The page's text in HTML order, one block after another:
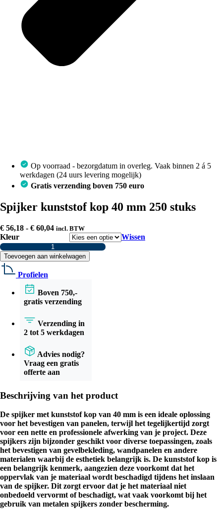
Op voorraad - bezorgdatum in overleg. Vaak binnen 2 á 5
werkdagen (24 uurs levering mogelijk)
Gratis verzending boven 750 euro
Spijker kunststof kop 40 mm 250 stuks
€ 56,18 - € 60,04Prijsklasse:
€ 56,18
tot
€ 60,04
incl. BTW
Kleur
Wissen
Spijker
kunststof
kop
40
Toevoegen aan winkelwagen
Profielen
Boven 750,-
gratis verzending
Verzending in
2 tot 5 werkdagen
Advies nodig?
Vraag een gratis
offerte aan
Beschrijving van het product
De spijker met kunststof kop van 40 mm is een ideale oplossing
voor het bevestigen van panelen, terwijl het tegelijkertijd zorgt
voor een nette en professionele afwerking van je project. Deze
spijkers zijn bijzonder geschikt voor diverse toepassingen, zoals
het bevestigen van gevelbekleding, wandpanelen en andere
materialen waarbij de esthetiek belangrijk is. De kunststof kop is
een belangrijk kenmerk, aangezien deze voorkomt dat het
oppervlak van je materiaal wordt beschadigd tijdens het inslaan
van de spijker. Dit zorgt ervoor dat je het materiaal niet
onbedoeld vervormt of beschadigt, wat vaak voorkomt bij het
gebruik van metalen spijkers zonder bescherming.